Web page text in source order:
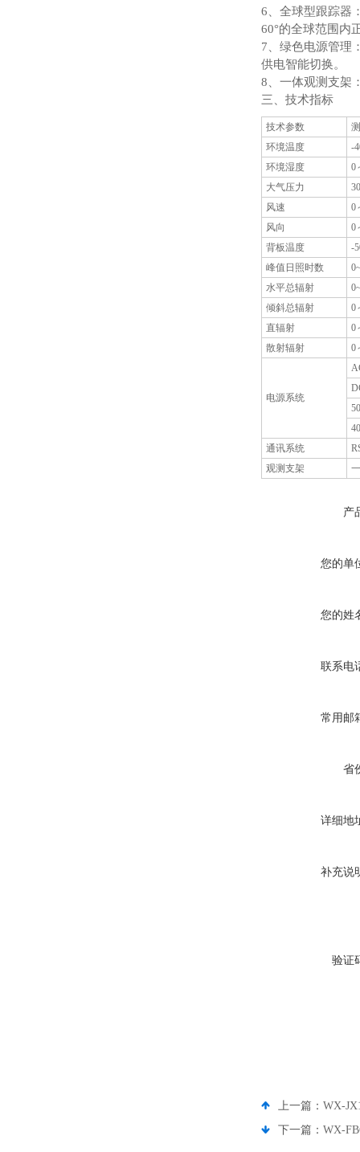
6、全球型跟踪器
60°的全球范围内
7、绿色电源管理
供电智能切换。
8、一体观测支架
三、技术指标
技术参数
环境温度
-
环境湿度
0
大气压力
风速
0
风向
0
背板温度
-
峰值日照时数
水平总辐射
倾斜总辐射
0
直辐射
0
散射辐射
0
电源系统
通讯系统
观测支架
产
您的单
您的姓
联系电
常用邮
省
详细地
补充说
验证
上一篇： WX-
下一篇： WX-